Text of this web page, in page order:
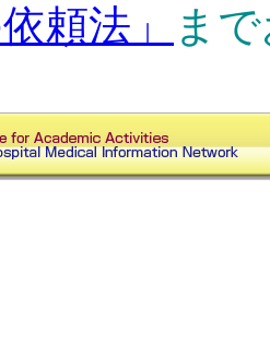
頼法」
ま